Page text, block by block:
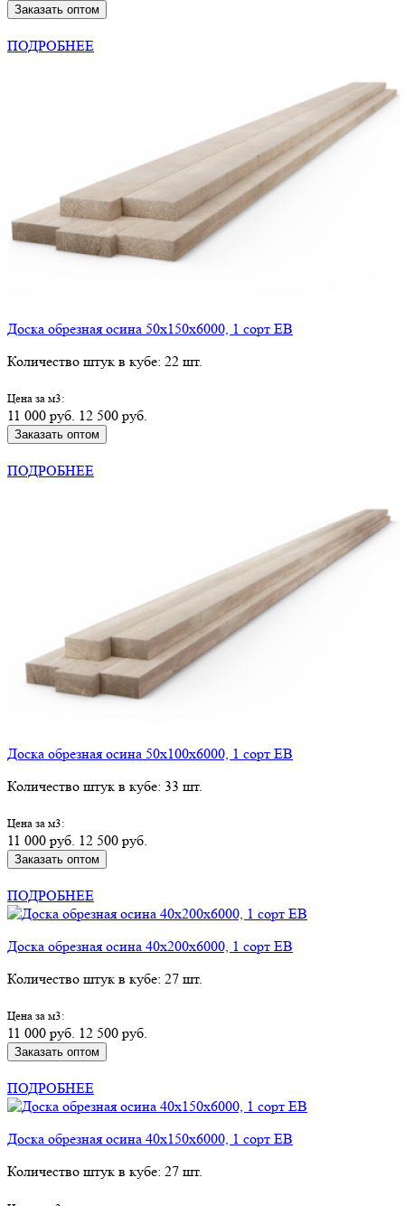
Заказать оптом
ПОДРОБНЕЕ
Доска обрезная осина 50х150х6000, 1 сорт ЕВ
Количество штук в кубе: 22 шт.
Цена за м3:
11 000 руб. 12 500 руб.
Заказать оптом
ПОДРОБНЕЕ
Доска обрезная осина 50х100х6000, 1 сорт ЕВ
Количество штук в кубе: 33 шт.
Цена за м3:
11 000 руб. 12 500 руб.
Заказать оптом
ПОДРОБНЕЕ
Доска обрезная осина 40х200х6000, 1 сорт ЕВ
Количество штук в кубе: 27 шт.
Цена за м3:
11 000 руб. 12 500 руб.
Заказать оптом
ПОДРОБНЕЕ
Доска обрезная осина 40х150х6000, 1 сорт ЕВ
Количество штук в кубе: 27 шт.